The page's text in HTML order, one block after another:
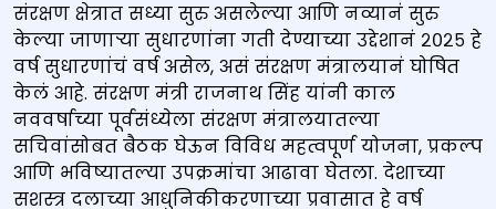
संरक्षण क्षेत्रात सध्या सुरु असलेल्या आणि नव्यानं सुरु
केल्या जाणाऱ्या सुधारणांना गती देण्याच्या उद्देशानं २०२५ हे
वर्ष सुधारणांचं वर्ष असेल, असं संरक्षण मंत्रालयानं घोषित
केलं आहे. संरक्षण मंत्री राजनाथ सिंह यांनी काल
नववर्षाच्या पूर्वसंध्येला संरक्षण मंत्रालयातल्या
सचिवांसोबत बैठक घेऊन विविध महत्वपूर्ण योजना, प्रकल्प
आणि भविष्यातल्या उपक्रमांचा आढावा घेतला. देशाच्या
सशस्त्र दलाच्या आधुनिकीकरणाच्या प्रवासात हे वर्ष